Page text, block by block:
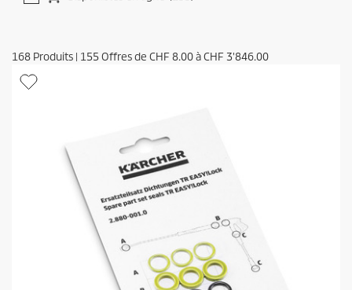
168 Produits | 155Offres de CHF 8.00àCHF 3'846.00